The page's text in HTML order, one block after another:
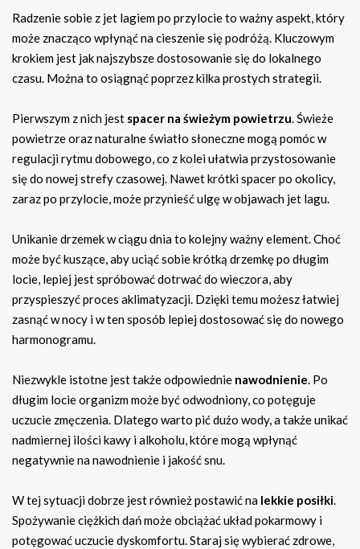
Radzenie sobie z jet lagiem po przylocie to ważny aspekt, który
może znacząco wpłynąć na cieszenie się podróżą. Kluczowym
krokiem jest jak najszybsze dostosowanie się do lokalnego
czasu. Można to osiągnąć poprzez kilka prostych strategii.
Pierwszym z nich jest spacer na świeżym powietrzu. Świeże
powietrze oraz naturalne światło słoneczne mogą pomóc w
regulacji rytmu dobowego, co z kolei ułatwia przystosowanie
się do nowej strefy czasowej. Nawet krótki spacer po okolicy,
zaraz po przylocie, może przynieść ulgę w objawach jet lagu.
Unikanie drzemek w ciągu dnia to kolejny ważny element. Choć
może być kuszące, aby uciąć sobie krótką drzemkę po długim
locie, lepiej jest spróbować dotrwać do wieczora, aby
przyspieszyć proces aklimatyzacji. Dzięki temu możesz łatwiej
zasnąć w nocy i w ten sposób lepiej dostosować się do nowego
harmonogramu.
Niezwykle istotne jest także odpowiednie nawodnienie. Po
długim locie organizm może być odwodniony, co potęguje
uczucie zmęczenia. Dlatego warto pić dużo wody, a także unikać
nadmiernej ilości kawy i alkoholu, które mogą wpłynąć
negatywnie na nawodnienie i jakość snu.
W tej sytuacji dobrze jest również postawić na lekkie posiłki.
Spożywanie ciężkich dań może obciążać układ pokarmowy i
potęgować uczucie dyskomfortu. Staraj się wybierać zdrowe,